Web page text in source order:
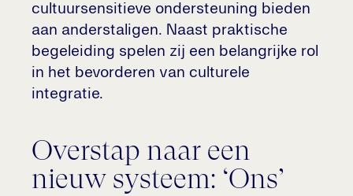
cultuursensitieve ondersteuning bieden
aan anderstaligen. Naast praktische
begeleiding spelen zij een belangrijke rol
in het bevorderen van culturele
integratie.
Overstap naar een
nieuw systeem: ‘Ons’